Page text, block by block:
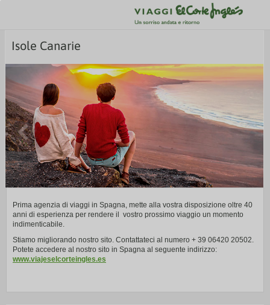
Isole Canarie
Prima agenzia di viaggi in Spagna, mette alla vostra disposizione oltre 40
anni di esperienza per rendere il vostro prossimo viaggio un momento
indimenticabile.
Stiamo migliorando nostro sito. Contattateci al numero + 39 06420 20502.
Potete accedere al nostro sito in Spagna al seguente indirizzo:
www.viajeselcorteingles.es